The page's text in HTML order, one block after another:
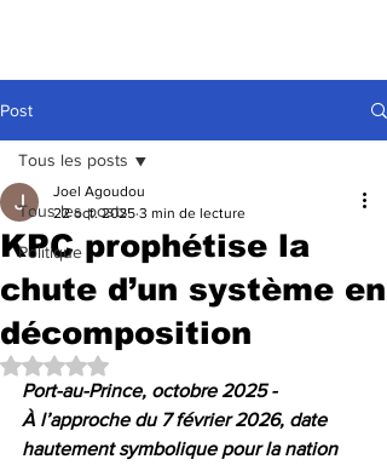
Post
Tous les posts
Politique
Tous les posts
KPC prophétise la
chute d’un système en
décomposition
Joel Agoudou
22 oct. 2025 3 min de lecture
Noté NaN étoiles sur 5.
Port-au-Prince, octobre 2025 -
À l’approche du 7 février 2026, date
hautement symbolique pour la nation